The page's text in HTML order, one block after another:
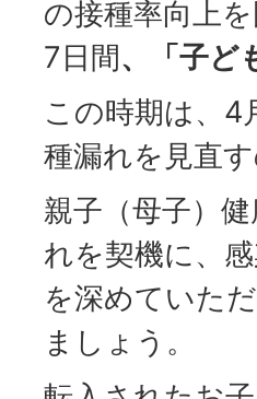
の接種率向上
7日間、「子ど
この時期は、4
種漏れを見直
親子（母子）
れを契機に、
を深めていた
ましょう。